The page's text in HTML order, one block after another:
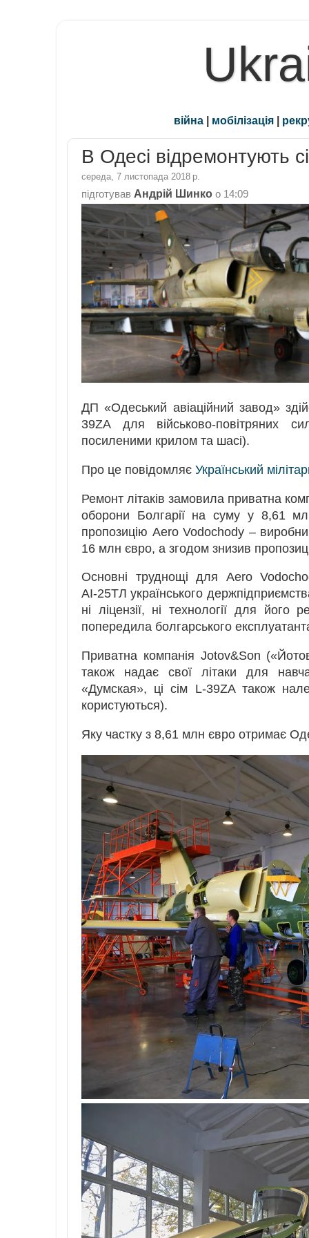
війна | мобілізація |
В Одесі відремонтують
середа, 7 листопада 2018 р.
підготував Андрій Шинко о 14:09
ДП «Одеський авіаційний завод»
39ZA для військово-повітряних
посиленими крилом та шасі).
Про це повідомляє Український
Ремонт літаків замовила приватна
оборони Болгарії на суму у 8,61
пропозицію Aero Vodochody –
16 млн євро, а згодом знизив
Основні труднощі для Aero
АІ-25ТЛ українського
ні ліцензії, ні технології для його
попередила болгарського
Приватна компанія Jotov&Son
також надає свої літаки для
«Думская», ці сім L-39ZA також
користуються).
Яку частку з 8,61 млн євро отримає